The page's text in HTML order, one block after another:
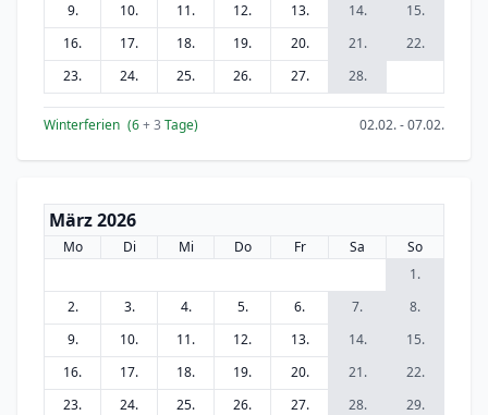
9.
10. 11. 12. 13. 14.
15.
16.
17. 18. 19. 20. 21.
22.
23.
24. 25. 26. 27. 28.
Winterferien (6+ 3 Tage) 02.02. - 07.02.
März 2026
Mo Di Mi Do Fr Sa
So
1.
2.
3. 4. 5. 6. 7.
8.
9.
10. 11. 12. 13. 14.
15.
16.
17. 18. 19. 20. 21.
22.
23.
24. 25. 26. 27. 28.
29.